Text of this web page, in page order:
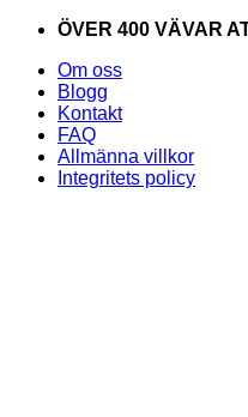
Skip
content
ÖVER 400 VÄVAR
Om oss
Blogg
Kontakt
FAQ
Allmänna villkor
Integritets policy